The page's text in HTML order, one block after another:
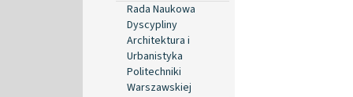
Rada Naukowa
Dyscypliny
Architektura i
Urbanistyka
Politechniki
Warszawskiej